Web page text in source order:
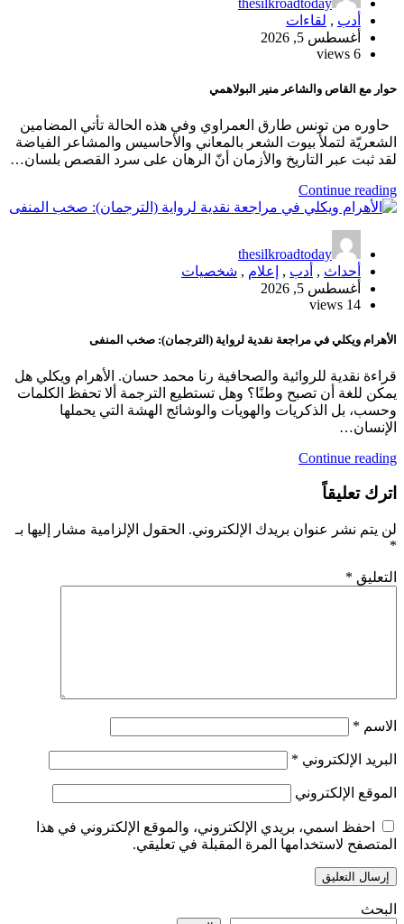
أدب , لقاءات
أغسطس 5, 2026
6 views
حوار مع القاص والشاعر منير البولاهمي
حاوره من تونس طارق العمراوي وفي هذه الحالة تأتي المضامين
الشعريّة لتملأ بيوت الشعر بالمعاني والأحاسيس والمشاعر الفياضة
لقد ثبت عبر التاريخ والأزمان أنّ الرهان على سرد القصص بلسان…
Continue reading
thesilkroadtoday
أحداث , أدب , إعلام , شخصيات
أغسطس 5, 2026
14 views
الأهرام ويكلي في مراجعة نقدية لرواية (الترجمان): صخب المنفى
قراءة نقدية للروائية والصحافية رنا محمد حسان. الأهرام ويكلي هل
يمكن للغة أن تصبح وطنًا؟ وهل تستطيع الترجمة ألا تحفظ الكلمات
وحسب، بل الذكريات والهويات والوشائج الهشة التي يحملها
الإنسان…
Continue reading
اترك تعليقاً
لن يتم نشر عنوان بريدك الإلكتروني. الحقول الإلزامية مشار إليها بـ
*
التعليق *
الاسم *
البريد الإلكتروني *
الموقع الإلكتروني
احفظ اسمي، بريدي الإلكتروني، والموقع الإلكتروني في هذا
المتصفح لاستخدامها المرة المقبلة في تعليقي.
البحث